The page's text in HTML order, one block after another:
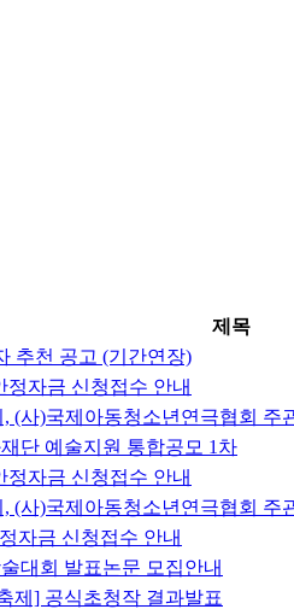
제목
추천 공고 (기간연장)
정자금 신청접수 안내
(사)국제아동청소년연극협회
단 예술지원 통합공모 1차
정자금 신청접수 안내
(사)국제아동청소년연극협회 주
자금 신청접수 안내
대회 발표논문 모집안내
제] 공식초청작 결과발표